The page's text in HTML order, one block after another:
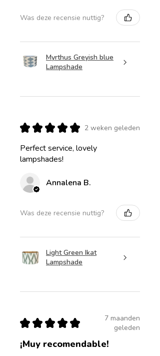
Was deze recensie nuttig?
Myrthus Greyish blue
Lampshade
★ ★ ★ ★ ★ 2 weken geleden
Perfect service, lovely
lampshades!
Annalena B.
Was deze recensie nuttig?
Light Green Ikat
Lampshade
★ ★ ★ ★ ★
7 maanden
geleden
¡Muy recomendable!